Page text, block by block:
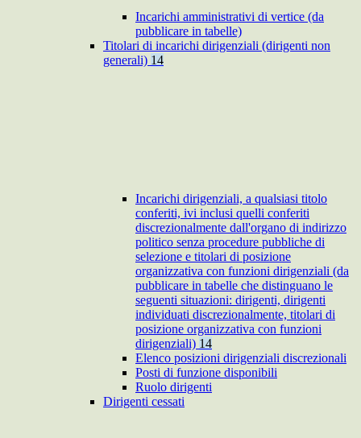
Incarichi amministrativi di vertice (da
pubblicare in tabelle)
Titolari di incarichi dirigenziali (dirigenti non
generali) 14
Incarichi dirigenziali, a qualsiasi titolo
conferiti, ivi inclusi quelli conferiti
discrezionalmente dall'organo di indirizzo
politico senza procedure pubbliche di
selezione e titolari di posizione
organizzativa con funzioni dirigenziali (da
pubblicare in tabelle che distinguano le
seguenti situazioni: dirigenti, dirigenti
individuati discrezionalmente, titolari di
posizione organizzativa con funzioni
dirigenziali) 14
Elenco posizioni dirigenziali discrezionali
Posti di funzione disponibili
Ruolo dirigenti
Dirigenti cessati